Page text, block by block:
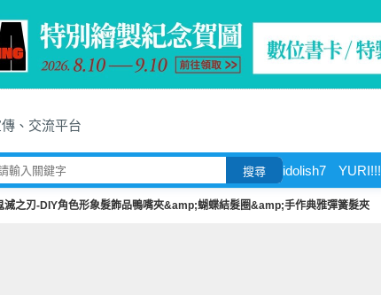
、交流平台
搜尋 idolish7 YURI!!!
滅之刃-DIY角色形象髮飾品鴨嘴夾&amp;蝴蝶結髮圈&amp;手作典雅彈簧髮夾